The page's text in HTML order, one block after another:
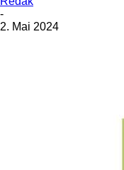
-
2. Mai 2024